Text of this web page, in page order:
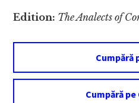
Edition: The Analects of
Cumpără
Cumpără